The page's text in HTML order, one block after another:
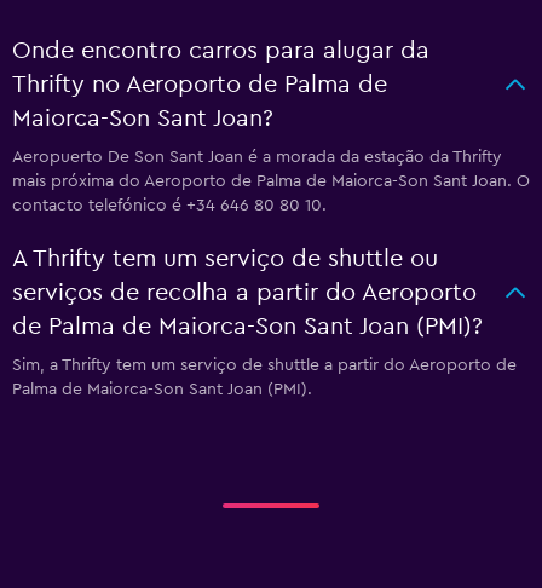
Onde encontro carros para alugar da
Thrifty no Aeroporto de Palma de
Maiorca-Son Sant Joan?
Aeropuerto De Son Sant Joan é a morada da estação da Thrifty
mais próxima do Aeroporto de Palma de Maiorca-Son Sant Joan. O
contacto telefónico é +34 646 80 80 10.
A Thrifty tem um serviço de shuttle ou
serviços de recolha a partir do Aeroporto
de Palma de Maiorca-Son Sant Joan (PMI)?
Sim, a Thrifty tem um serviço de shuttle a partir do Aeroporto de
Palma de Maiorca-Son Sant Joan (PMI).